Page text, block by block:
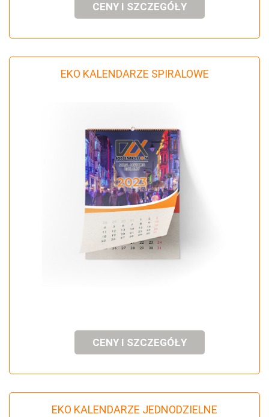
CENY I SZCZEGÓŁY
EKO KALENDARZE SPIRALOWE
CENY I SZCZEGÓŁY
EKO KALENDARZE JEDNODZIELNE